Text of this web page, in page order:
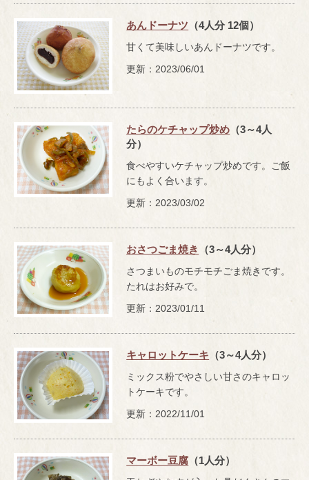
あんドーナツ （4人分 12個）
甘くて美味しいあんドーナツです。
更新：2023/06/01
たらのケチャップ炒め （3～4人
分）
食べやすいケチャップ炒めです。ご飯
にもよく合います。
更新：2023/03/02
おさつごま焼き （3～4人分）
さつまいものモチモチごま焼きです。
たれはお好みで。
更新：2023/01/11
キャロットケーキ （3～4人分）
ミックス粉でやさしい甘さのキャロッ
トケーキです。
更新：2022/11/01
マーボー豆腐 （1人分）